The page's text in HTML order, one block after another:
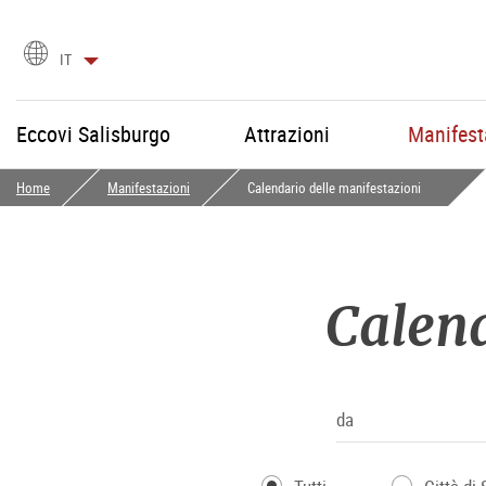
Scegli
lingua
IT
Eccovi Salisburgo Attrazioni
Home Manifestazioni Calendario delle manifestazioni
da